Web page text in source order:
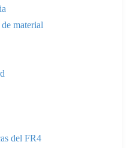
material
del FR4